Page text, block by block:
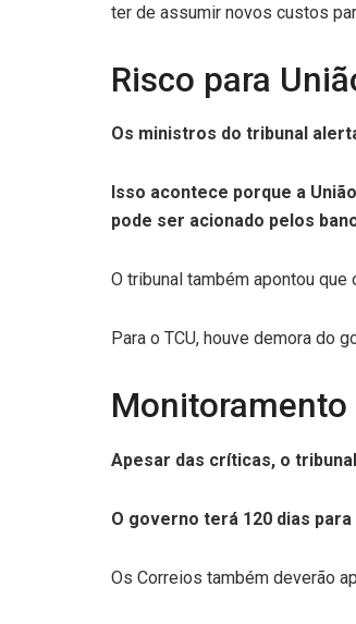
ter de assumir novos custos
Risco para
Os ministros do tribunal
Isso acontece porque a
pode ser acionado pelos
O tribunal também apontou
Para o TCU, houve demora do
Apesar das críticas, o
O governo terá 120 dias
Os Correios também deverão